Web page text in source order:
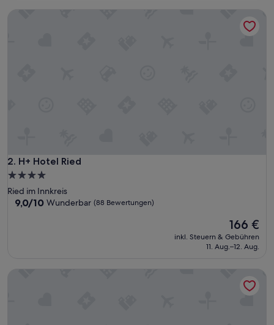
2. H+ Hotel Ried
H+ Hotel Ried
4.0-
Sterne-
Unterkunft
Ried im Innkreis
9.0
9,0/10 Wunderbar (88 Bewertungen)
Der
Preis
beträgt
166 €
inkl. Steuern & Gebühren
11. Aug.–12. Aug.